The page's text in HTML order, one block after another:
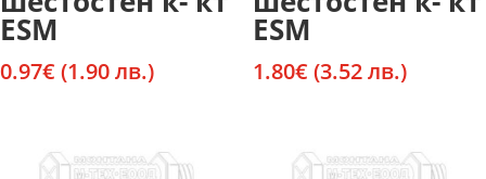
ESM
0.97€ (1.90 лв.)
ESM
1.80€ (3.52 лв.)